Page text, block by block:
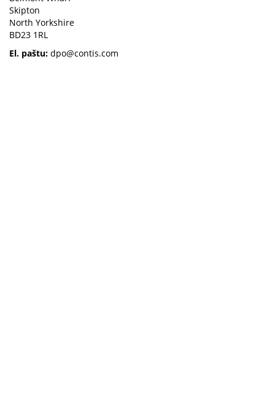
Skipton
North Yorkshire
BD23 1RL
El. paštu: dpo@contis.com